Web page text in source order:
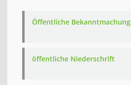
Öffentliche Bekanntmachung
öffentliche Niederschrift